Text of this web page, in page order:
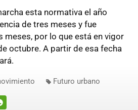
esta normativa el año
de tres meses y fue
por lo que está en vigor
octubre. A partir de esa fecha
Futuro urbano